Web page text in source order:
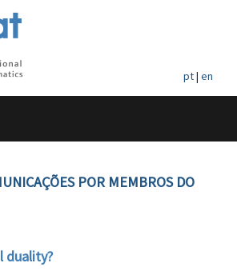
pt| en
POR MEMBROS DO
duality?